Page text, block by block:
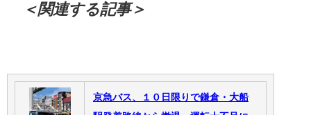
＜関連する記事＞
京急バス、１０日限りで鎌倉・大船